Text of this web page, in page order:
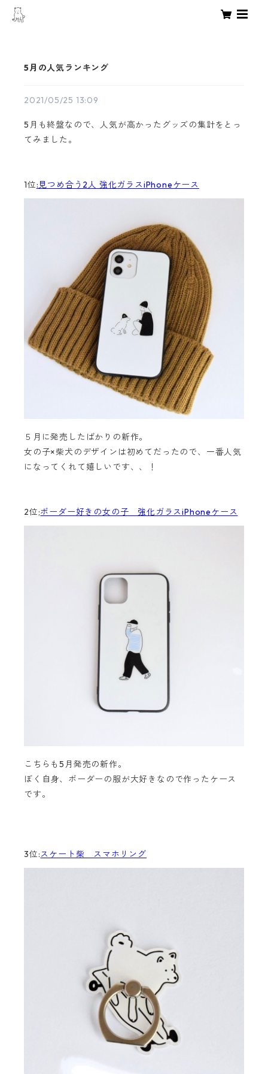
5月の人気ランキング
2021/05/25 13:09
5月も終盤なので、人気が高かったグッズの集計をとっ
てみました。
1位:見つめ合う2人 強化ガラスiPhoneケース
５月に発売したばかりの新作。
女の子×柴犬のデザインは初めてだったので、一番人気
になってくれて嬉しいです、、！
2位;ボーダー好きの女の子 強化ガラスiPhoneケース
こちらも5月発売の新作。
ぼく自身、ボーダーの服が大好きなので作ったケース
です。
3位:スケート柴 スマホリング